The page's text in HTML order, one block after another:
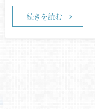
続きを読む